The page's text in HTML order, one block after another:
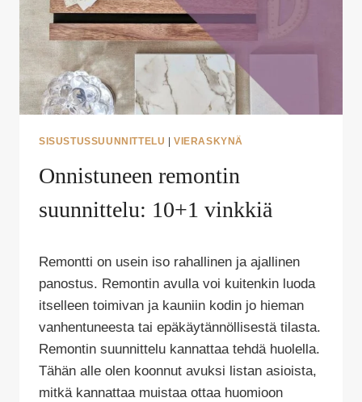
SISUSTUSSUUNNITTELU |VIERASKYNÄ
Onnistuneen remontin
suunnittelu: 10+1 vinkkiä
Puoliksi
Tehty
Remontti on usein iso rahallinen ja ajallinen
panostus. Remontin avulla voi kuitenkin luoda
itselleen toimivan ja kauniin kodin jo hieman
vanhentuneesta tai epäkäytännöllisestä tilasta.
Remontin suunnittelu kannattaa tehdä huolella.
Tähän alle olen koonnut avuksi listan asioista,
mitkä kannattaa muistaa ottaa huomioon